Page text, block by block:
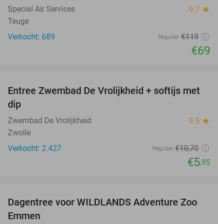
Special Air Services 9.7 star
Teuge
Verkocht: 689
Regulier €119
€69
44%
Entree Zwembad De Vrolijkheid + softijs met
dip
Zwembad De Vrolijkheid 9.5 star
Zwolle
Verkocht: 2.427
Regulier €10,70
€5,95
24%
Dagentree voor WILDLANDS Adventure Zoo
Emmen